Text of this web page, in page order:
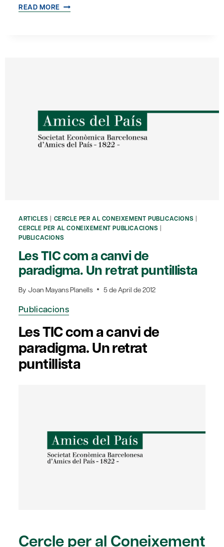
READ MORE UNA
ARTICLES | CERCLE PER AL CONEIXEMENT PUBLICACIONS |
CERCLE PER AL CONEIXEMENT PUBLICACIONS |
PUBLICACIONS
Les TIC com a canvi de
paradigma. Un retrat puntillista
By Joan Mayans Planells 5 de April de 2012
Publicacions
Les TIC com a canvi de
paradigma. Un retrat
puntillista
Cercle per al Coneixement